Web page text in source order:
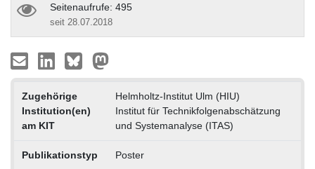
Seitenaufrufe: 495
seit 28.07.2018
Zugehörige
Institution(en)
am KIT
Helmholtz-Institut Ulm (HIU)
Institut für Technikfolgenabschätzung
und Systemanalyse (ITAS)
Publikationstyp Poster